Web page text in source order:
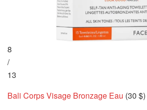
8
/
13
Bali Corps Visage Bronzage Eau (30 $)